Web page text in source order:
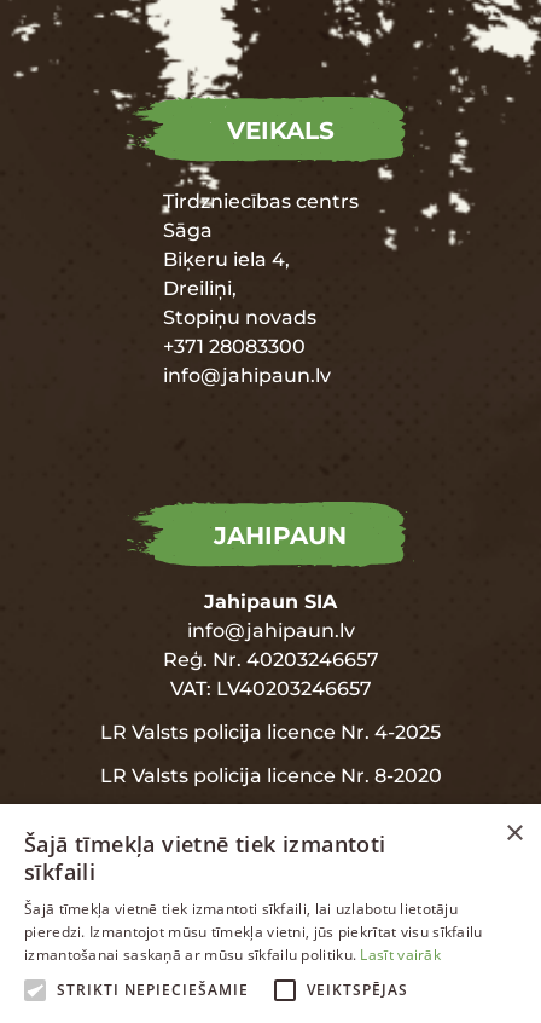
VEIKALS
Tirdzniecības centrs
Sāga
Biķeru iela 4,
Dreiliņi,
Stopiņu novads
+371 28083300
info@jahipaun.lv
JAHIPAUN
Jahipaun SIA
info@jahipaun.lv
Reģ. Nr. 40203246657
VAT: LV40203246657
LR Valsts policija licence Nr. 4-2025
LR Valsts policija licence Nr. 8-2020
INFORMĀCIJA
Garantija
ENGLISH
×
Šajā tīmekļa vietnē tiek izmantoti
sīkfaili
Šajā tīmekļa vietnē tiek izmantoti sīkfaili, lai uzlabotu lietotāju
pieredzi. Izmantojot mūsu tīmekļa vietni, jūs piekrītat visu sīkfailu
izmantošanai saskaņā ar mūsu sīkfailu politiku. Lasīt vairāk
STRIKTI NEPIECIEŠAMIE
VEIKTSPĒJAS